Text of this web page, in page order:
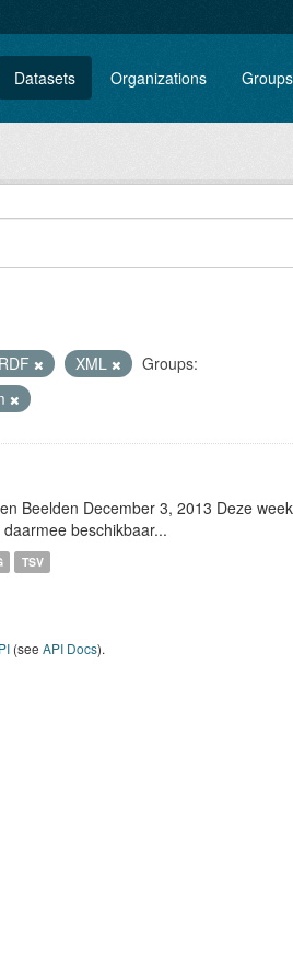
Datasets Organizations Groups
XML
Groups:
Beelden December 3, 2013 Deze
beschikbaar...
TSV
(see API Docs).